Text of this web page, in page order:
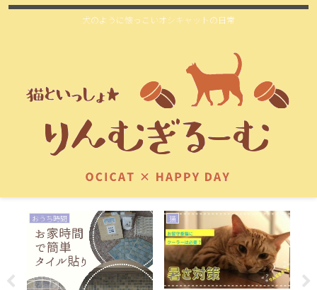
犬のように懐っこいオシキャットの日常
おうち時間 猫